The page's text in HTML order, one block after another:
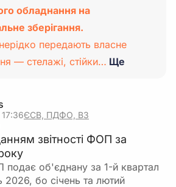
обладнання на
зберігання.
передають власне
— стелажі, стійки… Ще
ЄСВ, ПДФО, ВЗ
звітності ФОП за
об'єднану за 1-й квартал
2026, бо січень та лютий